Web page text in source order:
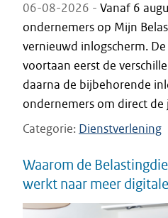
06-08-2026 - Vanaf 6
ondernemers op Mijn
vernieuwd inlogscherm.
voortaan eerst de
daarna de bijbehorende
ondernemers om direct de
Categorie Dienstverlening
Waarom de
werkt naar meer